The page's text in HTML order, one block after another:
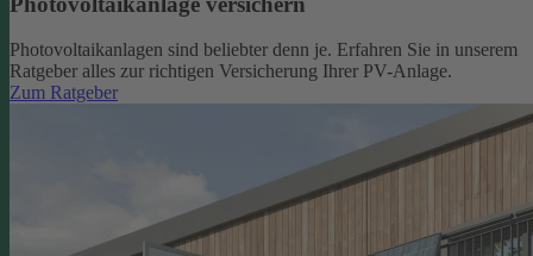
Photovoltaikanlagen sind beliebter denn je. Erfahren Sie in unserem
Ratgeber alles zur richtigen Versicherung Ihrer PV-Anlage.
Zum Ratgeber